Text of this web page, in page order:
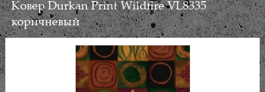
Ковер Durkan Print Wildfire VL8335
коричневый